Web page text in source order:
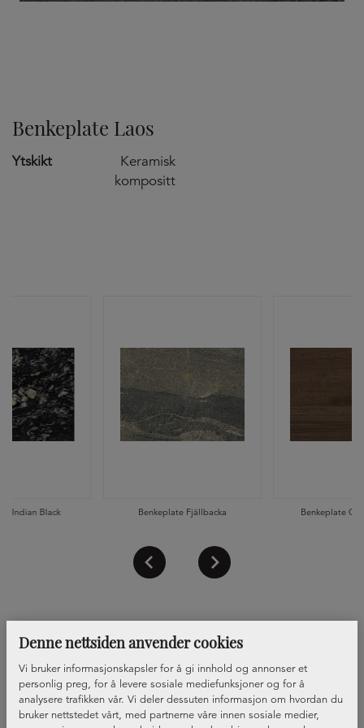
Denne nettsiden anvender cookies
Vi bruker informasjonskapsler for å gi innhold og annonser et
personlig preg, for å levere sosiale mediefunksjoner og for å
analysere trafikken vår. Vi deler dessuten informasjon om hvordan du
bruker nettstedet vårt, med partnerne våre innen sosiale medier,
Benkeplate Laos
Ytskikt
Keramisk
kompositt
Indian Black Benkeplate Fjällbacka Benkeplate